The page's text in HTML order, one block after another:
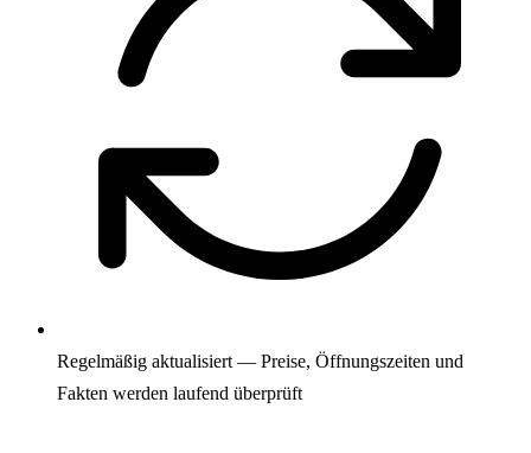
Regelmäßig aktualisiert — Preise, Öffnungszeiten und
Fakten werden laufend überprüft